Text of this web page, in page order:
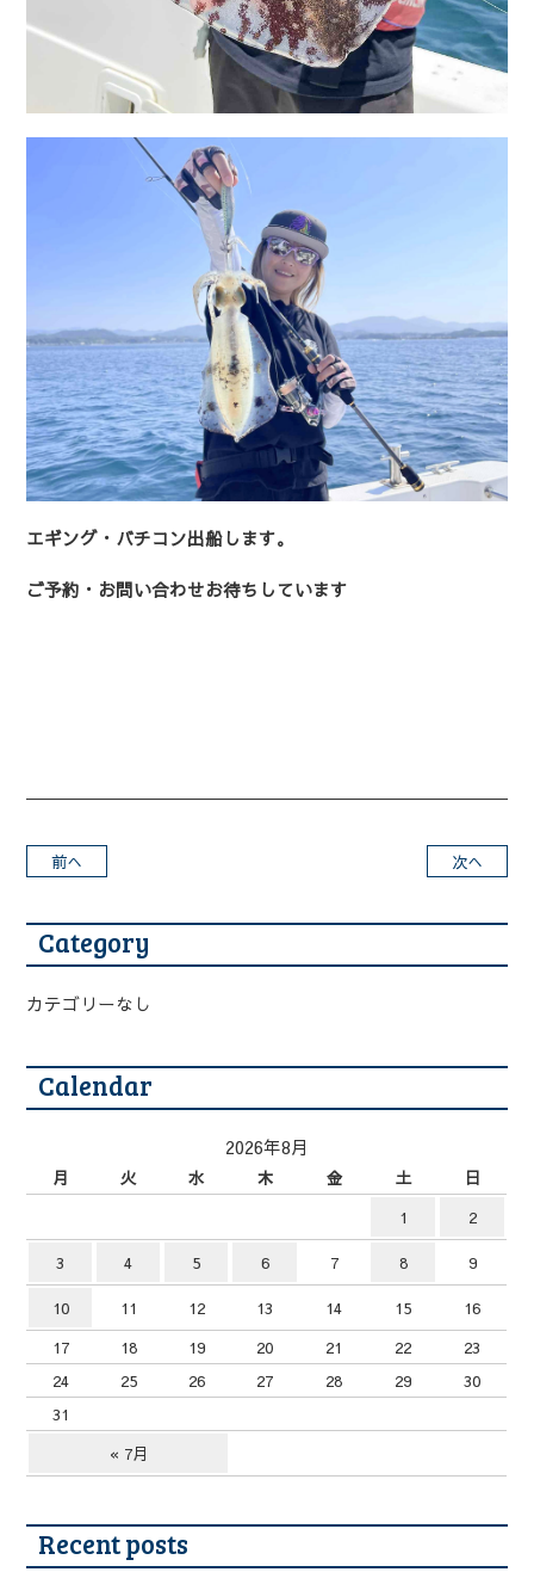
エギング・バチコン出船します。
ご予約・お問い合わせお待ちしています
前へ 次へ
Category
カテゴリーなし
Calendar
2026年8月
月 火 水 木 金 土 日
« 7月
1
2
3
4 5 6 7 8
9
10
11 12 13 14 15
16
17
18 19 20 21 22
23
24
25 26 27 28 29
30
31
Recent posts